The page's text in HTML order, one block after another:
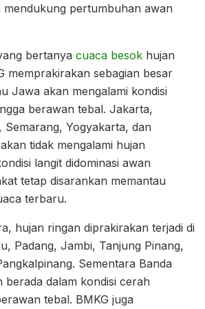
mendukung pertumbuhan awan
bertanya cuaca besok hujan
memprakirakan sebagian besar
Jawa akan mengalami kondisi
berawan tebal. Jakarta,
Semarang, Yogyakarta, dan
tidak mengalami hujan
langit didominasi awan
tetap disarankan memantau
terbaru.
hujan ringan diprakirakan terjadi di
Padang, Jambi, Tanjung Pinang,
Sementara Banda
berada dalam kondisi cerah
tebal. BMKG juga